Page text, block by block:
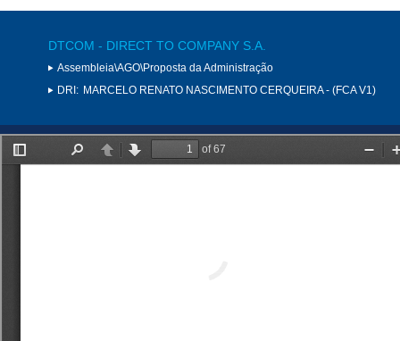
DTCOM - DIRECT TO COMPANY S.A.
Assembleia\AGO\Proposta da Administração
DRI: MARCELO RENATO NASCIMENTO CERQUEIRA - (FCA V1)